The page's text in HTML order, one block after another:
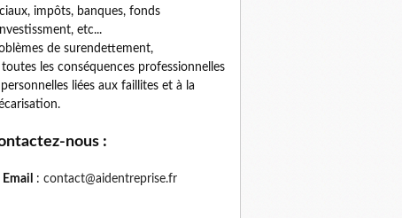
impôts, banques, fonds
etc...
de surendettement,
toutes les conséquences professionnelles
liées aux faillites et à la
nous :
Email : contact@aidentreprise.fr